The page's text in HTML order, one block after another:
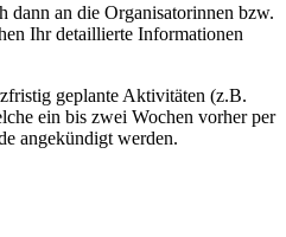
dann an die Organisatorinnen bzw.
Ihr detaillierte Informationen
geplante Aktivitäten (z.B.
ein bis zwei Wochen vorher per
angekündigt werden.